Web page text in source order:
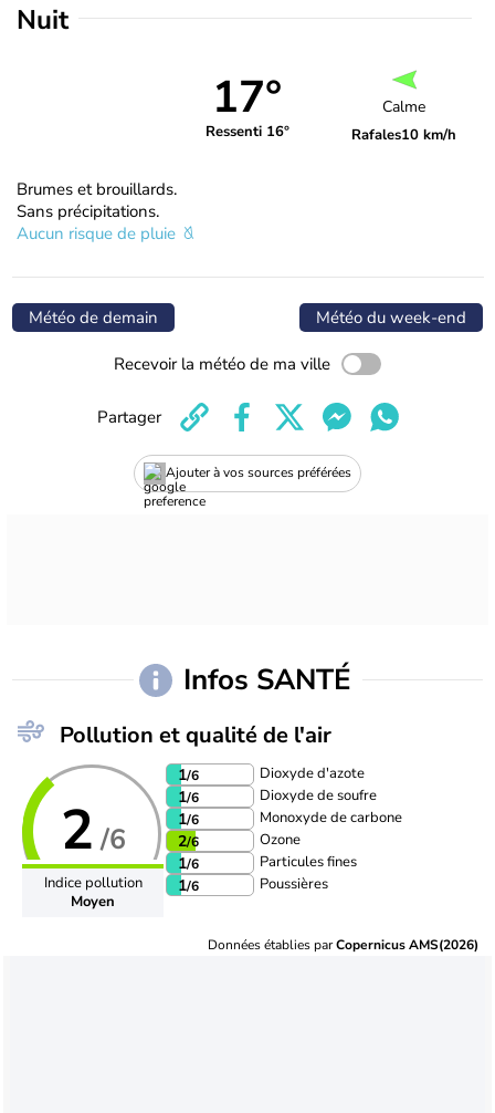
Nuit
17°
Ressenti 16°
Calme
Rafales10 km/h
Brumes et brouillards.
Sans précipitations.
Aucun risque de pluie
Météo de demain Météo du week-end
Recevoir la météo de ma ville
Ajouter à vos sources préférées
Partager
Infos SANTÉ
Pollution et qualité de l'air
2 /6
Indice pollution
Moyen
1/6 Dioxyde d'azote
1/6 Dioxyde de soufre
1/6 Monoxyde de carbone
2/6 Ozone
1/6 Particules fines
1/6 Poussières
Données établies parCopernicus AMS(2026)